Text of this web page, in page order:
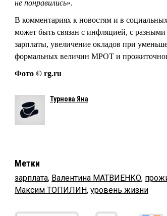
не понравились».
В комментариях к новостям и в
может быть связан с инфляцией, с
зарплаты, увеличение окладов при
формальных величин МРОТ и
Фото © rg.ru
Турнова Яна
Метки
зарплата, Валентина МАТВИЕНКО,
Максим ТОПИЛИН, уровень жизни